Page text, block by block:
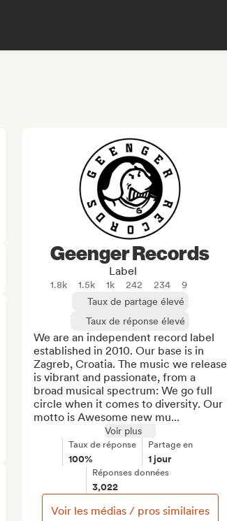
Geenger Records
Label
1.8k 1.5k 1k 242 234
9
Taux de partage élevé
Taux de réponse élevé
We are an independent record label
established in 2010. Our base is in
Zagreb, Croatia. The music we release
is vibrant and passionate, from a
broad musical spectrum: We go full
circle when it comes to diversity. Our
motto is Awesome new mu...
Voir plus
Taux de réponse
100%
Partage en
1 jour
Réponses données
3,022
Voir les médias / pros similaires